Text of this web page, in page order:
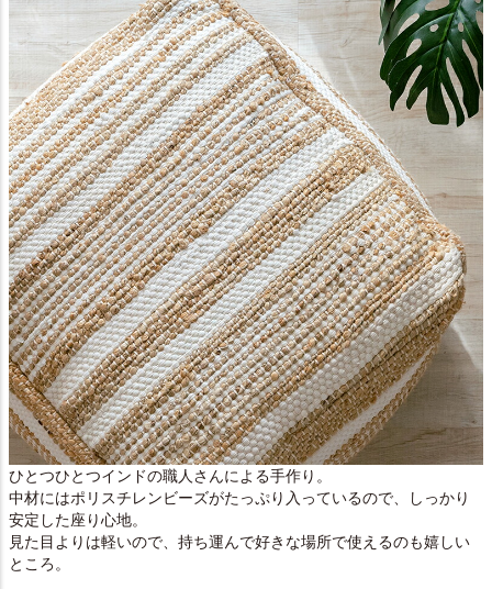
ひとつひとつインドの職人さんによる手作り。
中材にはポリスチレンビーズがたっぷり入っているので、しっかり
安定した座り心地。
見た目よりは軽いので、持ち運んで好きな場所で使えるのも嬉しい
ところ。